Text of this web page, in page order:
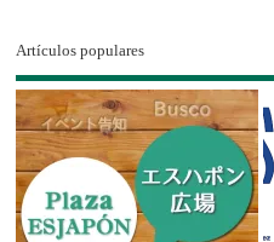
Artículos populares